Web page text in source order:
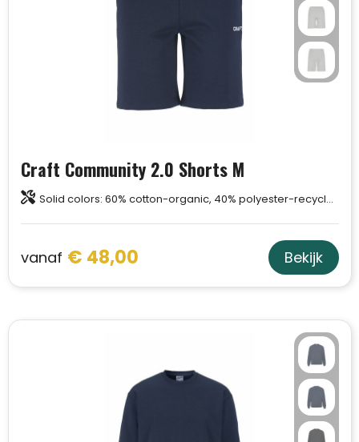
Craft Community 2.0 Shorts M
Solid colors: 60% cotton-organic, 40% polyester-recycled. Melange colors: 63% cotton-organic, 31% polyester-recycled, 6% viscose.
vanaf € 48,00 Bekijk